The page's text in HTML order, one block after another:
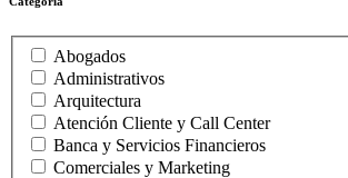
Abogados
Administrativos
Arquitectura
Atención Cliente y Call Center
Banca y Servicios Financieros
Comerciales y Marketing